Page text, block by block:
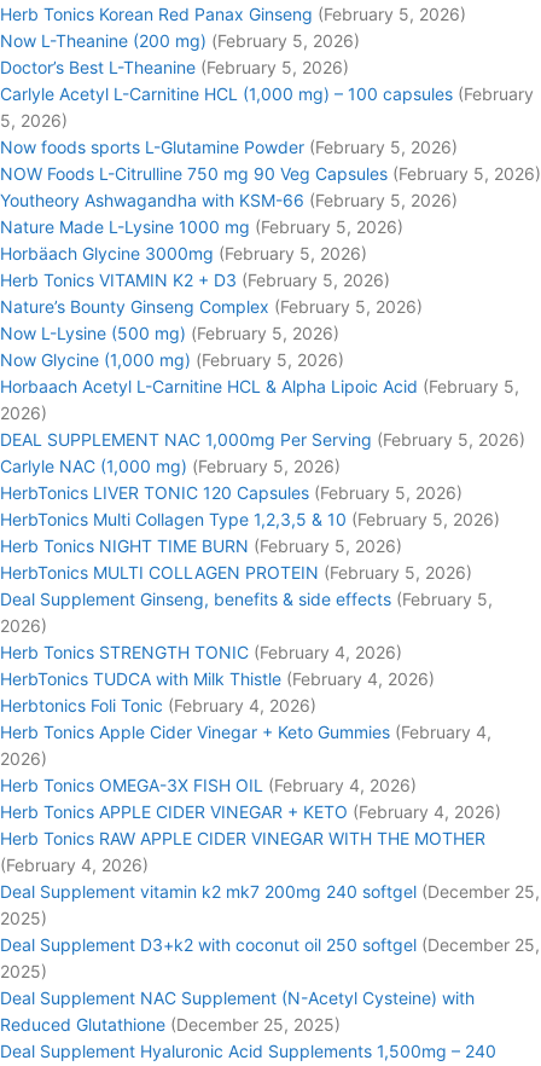
Herb Tonics Korean Red Panax Ginseng (February 5, 2026)
Now L-Theanine (200 mg) (February 5, 2026)
Doctor’s Best L-Theanine (February 5, 2026)
Carlyle Acetyl L-Carnitine HCL (1,000 mg) – 100 capsules (February
5, 2026)
Now foods sports L-Glutamine Powder (February 5, 2026)
NOW Foods L-Citrulline 750 mg 90 Veg Capsules (February 5, 2026)
Youtheory Ashwagandha with KSM-66 (February 5, 2026)
Nature Made L-Lysine 1000 mg (February 5, 2026)
Horbäach Glycine 3000mg (February 5, 2026)
Herb Tonics VITAMIN K2 + D3 (February 5, 2026)
Nature’s Bounty Ginseng Complex (February 5, 2026)
Now L-Lysine (500 mg) (February 5, 2026)
Now Glycine (1,000 mg) (February 5, 2026)
Horbaach Acetyl L-Carnitine HCL & Alpha Lipoic Acid (February 5,
2026)
DEAL SUPPLEMENT NAC 1,000mg Per Serving (February 5, 2026)
Carlyle NAC (1,000 mg) (February 5, 2026)
HerbTonics LIVER TONIC 120 Capsules (February 5, 2026)
HerbTonics Multi Collagen Type 1,2,3,5 & 10 (February 5, 2026)
Herb Tonics NIGHT TIME BURN (February 5, 2026)
HerbTonics MULTI COLLAGEN PROTEIN (February 5, 2026)
Deal Supplement Ginseng, benefits & side effects (February 5,
2026)
Herb Tonics STRENGTH TONIC (February 4, 2026)
HerbTonics TUDCA with Milk Thistle (February 4, 2026)
Herbtonics Foli Tonic (February 4, 2026)
Herb Tonics Apple Cider Vinegar + Keto Gummies (February 4,
2026)
Herb Tonics OMEGA-3X FISH OIL (February 4, 2026)
Herb Tonics APPLE CIDER VINEGAR + KETO (February 4, 2026)
Herb Tonics RAW APPLE CIDER VINEGAR WITH THE MOTHER
(February 4, 2026)
Deal Supplement vitamin k2 mk7 200mg 240 softgel (December 25,
2025)
Deal Supplement D3+k2 with coconut oil 250 softgel (December 25,
2025)
Deal Supplement NAC Supplement (N-Acetyl Cysteine) with
Reduced Glutathione (December 25, 2025)
Deal Supplement Hyaluronic Acid Supplements 1,500mg – 240